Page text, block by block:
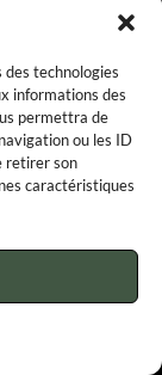
technologies
informations des
permettra de
ou les ID
retirer son
caractéristiques